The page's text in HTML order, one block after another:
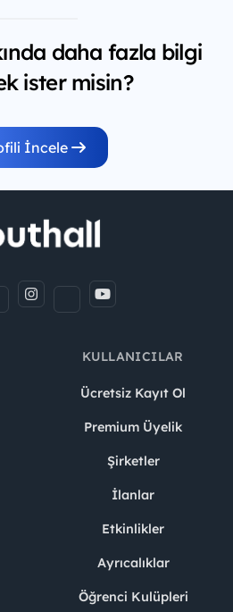
daha fazla bilgi
ister misin?
İncele
KULLANICILAR
Ücretsiz Kayıt Ol
Premium Üyelik
Şirketler
İlanlar
Etkinlikler
Ayrıcalıklar
Öğrenci Kulüpleri